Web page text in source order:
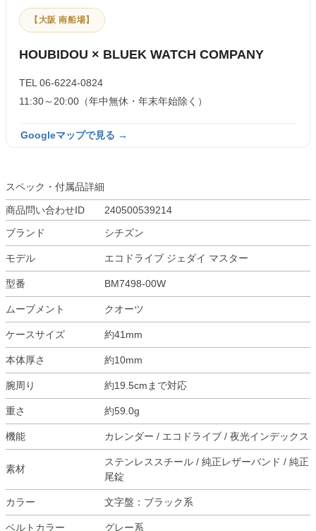
【大阪 南船場】
HOUBIDOU × BLUEK WATCH COMPANY
TEL 06-6224-0824
11:30～20:00（年中無休・年末年始除く）
Googleマップで見る →
スペック・付属品詳細
商品問い合わせID
240500539214
ブランド
シチズン
モデル エコドライブ ジェダイ マスター
型番 BM7498-00W
ムーブメント クオーツ
ケースサイズ 約41mm
本体厚さ 約10mm
腕周り 約19.5cmまで対応
重さ 約59.0g
機能 カレンダー / エコドライブ / 夜光インデックス
素材
ステンレススチール / 純正レザーバンド / 純正
尾錠
カラー 文字盤：ブラック系
ベルトカラー グレー系